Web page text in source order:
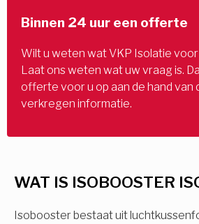
WAT IS ISOBOOSTER
Isobooster bestaat uit
Binnen 24 uur een offerte
Wilt u weten wat VKP Isolatie
Laat ons weten wat uw vraag is.
offerte voor u op aan de hand van
verkregen informatie.